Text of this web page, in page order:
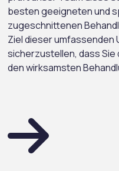
besten geeigneten und
zugeschnittenen
Ziel dieser umfassenden
sicherzustellen, dass
den wirksamsten